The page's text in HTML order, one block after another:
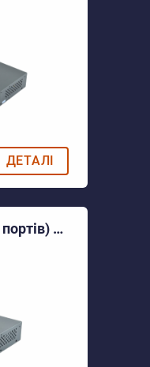
ДЕТАЛІ
POE коммутатор (8 портів) FoxGate S5808P-E2